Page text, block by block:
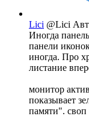
Lici @Lici
Иногда
панели
иногда. Про
листание
монитор
показывает
памяти". своп